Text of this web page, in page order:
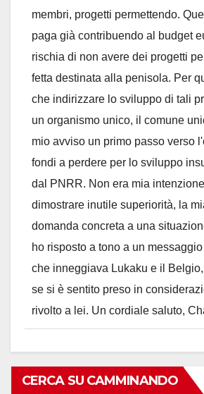
membri, progetti permettendo.
paga già contribuendo al budget
rischia di non avere dei progetti
fetta destinata alla penisola. Per
che indirizzare lo sviluppo di tali
un organismo unico, il comune
mio avviso un primo passo verso
fondi a perdere per lo sviluppo
dal PNRR. Non era mia
dimostrare inutile superiorità, la
domanda concreta a una
ho risposto a tono a un
che inneggiava Lukaku e il
se si è sentito preso in
rivolto a lei. Un cordiale saluto,
CERCA SU CAMMINANDO